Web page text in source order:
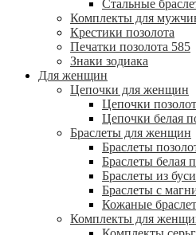
Стальные
Комплекты для
Крестики позолота
Печатки позолота 585
Знаки зодиака
Для женщин
Цепочки для женщин
Цепочки
Цепочки белая
Браслеты для женщин
Браслеты
Браслеты белая
Браслеты из
Браслеты с
Кожаные
Комплекты для